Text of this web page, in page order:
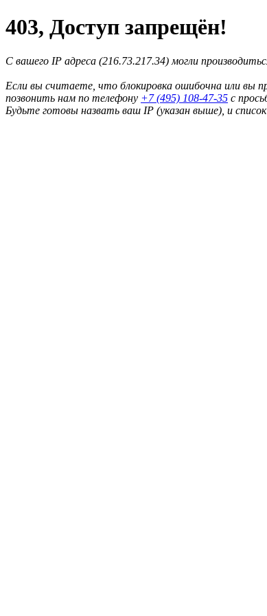
403, Доступ запрещён!
С вашего IP адреса (216.73.217.34) могли
Если вы считаете, что блокировка ошибочна или вы
позвонить нам по телефону +7 (495) 108-47-35 с
Будьте готовы назвать ваш IP (указан выше), и